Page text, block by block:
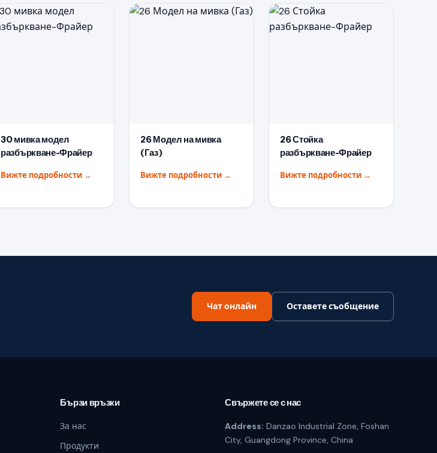
30 мивка модел
разбъркване-Фрайер
Вижте подробности →
26 Модел на мивка
(Газ)
Вижте подробности →
26 Стойка
разбъркване-Фрайер
Вижте подробности →
Чат онлайн Оставете съобщение
Бързи връзки
За нас
Продукти
Свържете се с нас
Address: Danzao Industrial Zone, Foshan
City, Guangdong Province, China